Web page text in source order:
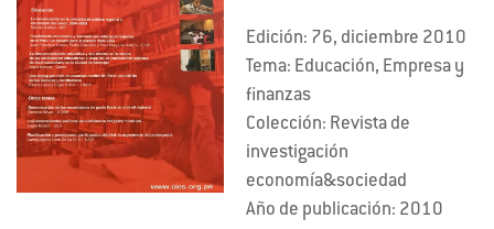
Edición: 76, diciembre 2010
Tema: Educación, Empresa y
finanzas
Colección: Revista de
investigación
economía&sociedad
Año de publicación: 2010